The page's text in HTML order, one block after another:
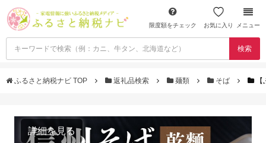
限度額をチェック お気に入り メニュー
検索
ふるさと納税ナビ TOP 返礼品検索 麺類 そば
詳細を見る